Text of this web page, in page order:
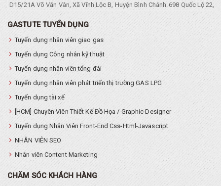
D15/21A Võ Văn Vân, Xã Vĩnh Lộc B, Huyện Bình Chánh 698 Quốc Lộ 22,
GASTUTE TUYỂN DỤNG
Tuyển dụng nhân viên giao gas
Tuyển dụng Công nhân kỹ thuật
Tuyển dụng nhân viên tổng đài
Tuyển dụng nhân viên phát triển thị trường GAS LPG
Tuyển dụng tài xế
[HCM] Chuyên Viên Thiết Kế Đồ Họa / Graphic Designer
Tuyển dụng Nhân Viên Front-End Css-Html-Javascript
NHÂN VIÊN SEO
Nhân viên Content Marketing
CHĂM SÓC KHÁCH HÀNG